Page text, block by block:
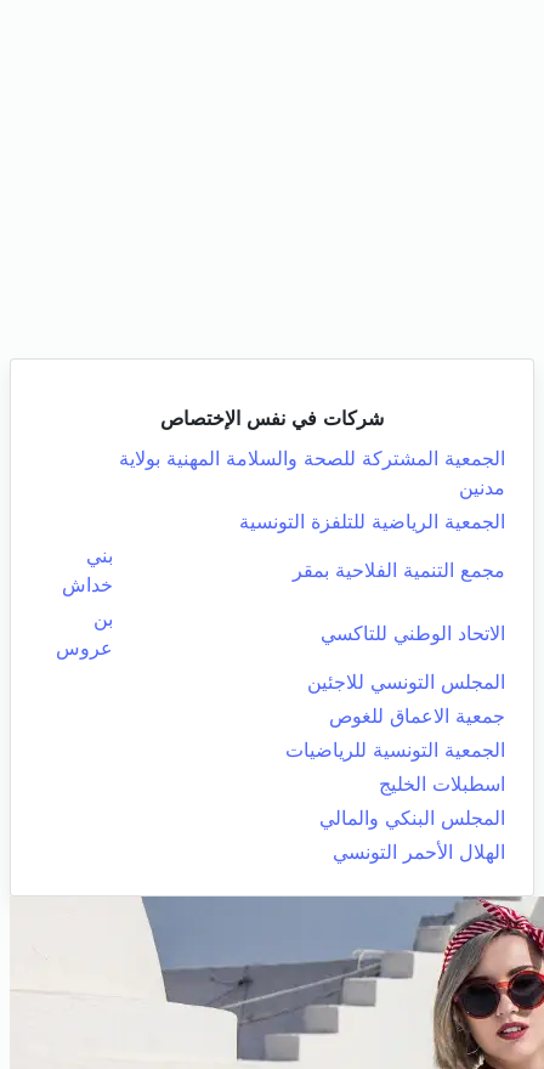
شركات في نفس الإختصاص
الجمعية المشتركة للصحة والسلامة المهنية بولاية
مدنين
الجمعية الرياضية للتلفزة التونسية
مجمع التنمية الفلاحية بمقر
بني
خداش
الاتحاد الوطني للتاكسي
بن
عروس
المجلس التونسي للاجئين
جمعية الاعماق للغوص
الجمعية التونسية للرياضيات
اسطبلات الخليج
المجلس البنكي والمالي
الهلال الأحمر التونسي